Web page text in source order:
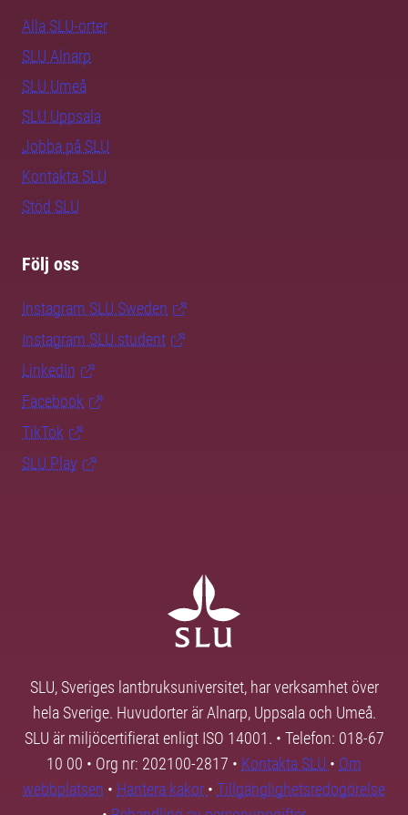
Alla SLU-orter
SLU Alnarp
SLU Umeå
SLU Uppsala
Jobba på SLU
Kontakta SLU
Stöd SLU
Följ oss
Instagram SLU.Sweden
Instagram SLU.student
LinkedIn
Facebook
TikTok
SLU Play
SLU, Sveriges lantbruksuniversitet, har verksamhet över
hela Sverige. Huvudorter är Alnarp, Uppsala och Umeå.
SLU är miljöcertifierat enligt ISO 14001. • Telefon: 018-67
10 00 • Org nr: 202100-2817 • Kontakta SLU • Om
webbplatsen • Hantera kakor • Tillgänglighetsredogörelse